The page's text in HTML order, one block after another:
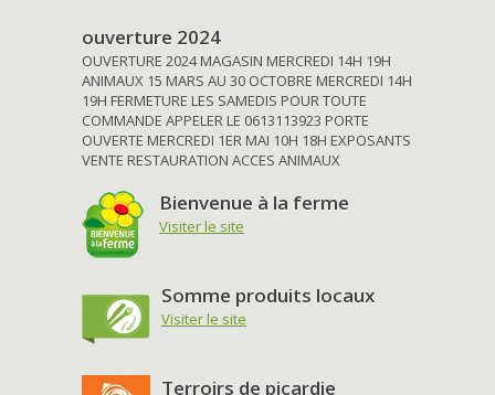
ouverture 2024
OUVERTURE 2024 MAGASIN MERCREDI 14H 19H
ANIMAUX 15 MARS AU 30 OCTOBRE MERCREDI 14H
19H FERMETURE LES SAMEDIS POUR TOUTE
COMMANDE APPELER LE 0613113923 PORTE
OUVERTE MERCREDI 1ER MAI 10H 18H EXPOSANTS
VENTE RESTAURATION ACCES ANIMAUX
Bienvenue à la ferme
Visiter le site
Somme produits locaux
Visiter le site
Terroirs de picardie